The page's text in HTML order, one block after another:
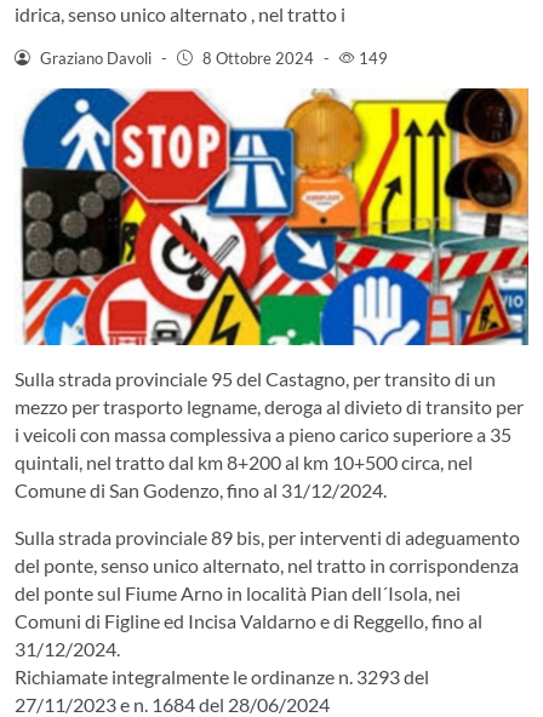
idrica, senso unico alternato , nel tratto i
Graziano Davoli - 8 Ottobre 2024 - 149
Sulla strada provinciale 95 del Castagno, per transito di un
mezzo per trasporto legname, deroga al divieto di transito per
i veicoli con massa complessiva a pieno carico superiore a 35
quintali, nel tratto dal km 8+200 al km 10+500 circa, nel
Comune di San Godenzo, fino al 31/12/2024.
Sulla strada provinciale 89 bis, per interventi di adeguamento
del ponte, senso unico alternato, nel tratto in corrispondenza
del ponte sul Fiume Arno in località Pian dell´Isola, nei
Comuni di Figline ed Incisa Valdarno e di Reggello, fino al
31/12/2024.
Richiamate integralmente le ordinanze n. 3293 del
27/11/2023 e n. 1684 del 28/06/2024